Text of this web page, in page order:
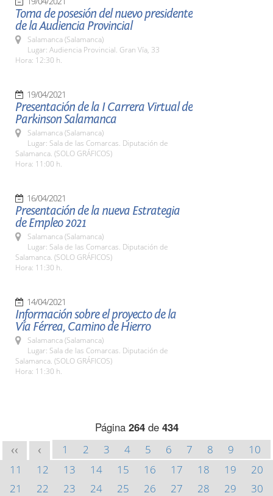
Toma de posesión del nuevo presidente
de la Audiencia Provincial
Salamanca (Salamanca)
Lugar: Audiencia Provincial. Gran Vía, 33
Hora: 12:30 h.
19/04/2021
Presentación de la I Carrera Virtual de
Parkinson Salamanca
Salamanca (Salamanca)
Lugar: Sala de las Comarcas. Diputación de
Salamanca. (SOLO GRÁFICOS)
Hora: 11:00 h.
16/04/2021
Presentación de la nueva Estrategia
de Empleo 2021
Salamanca (Salamanca)
Lugar: Sala de las Comarcas. Diputación de
Salamanca. (SOLO GRÁFICOS)
Hora: 11:30 h.
14/04/2021
Información sobre el proyecto de la
Vía Férrea, Camino de Hierro
Salamanca (Salamanca)
Lugar: Sala de las Comarcas. Diputación de
Salamanca. (SOLO GRÁFICOS)
Hora: 11:30 h.
Página 264de 434
<< < 1 2 3 4 5 6 7 8 9
10
11
12 13 14 15 16 17 18 19
20
21
22 23 24 25 26 27 28 29
30